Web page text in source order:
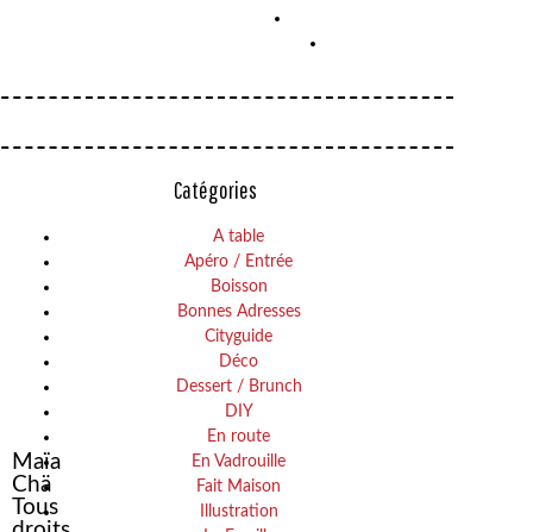
Catégories
A table
Apéro / Entrée
Boisson
Bonnes Adresses
Cityguide
Déco
Dessert / Brunch
DIY
En route
En Vadrouille
Fait Maison
Illustration
Maïa
Chä
Tous